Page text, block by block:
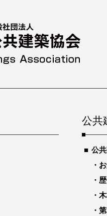
公共
公